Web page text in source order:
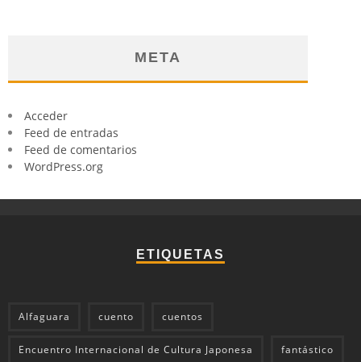
META
Acceder
Feed de entradas
Feed de comentarios
WordPress.org
ETIQUETAS
Alfaguara cuento cuentos
Encuentro Internacional de Cultura Japonesa fantástico